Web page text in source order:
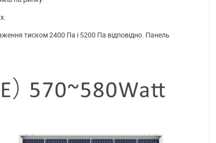
тиском 2400 Па і 5200 Па відповідно. Панель